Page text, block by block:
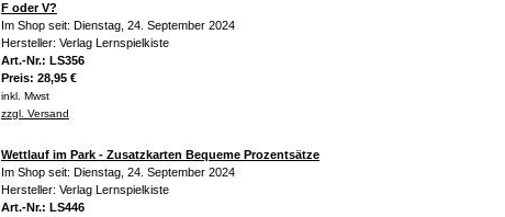
F oder V?
Im Shop seit: Dienstag, 24. September 2024
Hersteller: Verlag Lernspielkiste
Art.-Nr.: LS356
Preis: 28,95 €
inkl. Mwst
zzgl. Versand
Wettlauf im Park - Zusatzkarten Bequeme Prozentsätze
Im Shop seit: Dienstag, 24. September 2024
Hersteller: Verlag Lernspielkiste
Art.-Nr.: LS446